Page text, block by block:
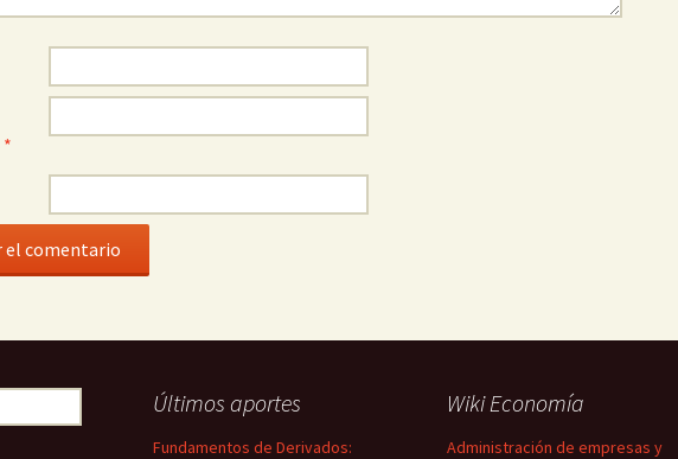
*
Últimos aportes
Fundamentos de Derivados:
Wiki Economía
Administración de empresas y